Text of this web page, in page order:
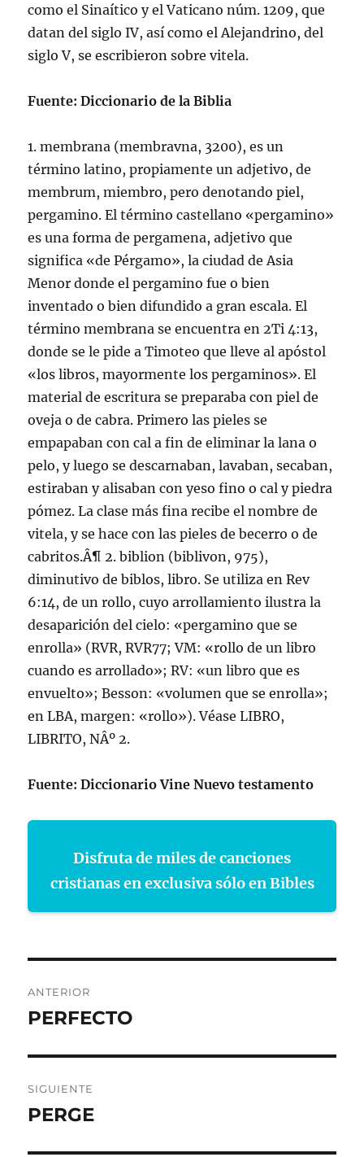
como el Sinaí­tico y el Vaticano núm. 1209, que
datan del siglo IV, así­ como el Alejandrino, del
siglo V, se escribieron sobre vitela.
Fuente: Diccionario de la Biblia
1. membrana (membravna, 3200), es un
término latino, propiamente un adjetivo, de
membrum, miembro, pero denotando piel,
pergamino. El término castellano «pergamino»
es una forma de pergamena, adjetivo que
significa «de Pérgamo», la ciudad de Asia
Menor donde el pergamino fue o bien
inventado o bien difundido a gran escala. El
término membrana se encuentra en 2Ti 4:13,
donde se le pide a Timoteo que lleve al apóstol
«los libros, mayormente los pergaminos». El
material de escritura se preparaba con piel de
oveja o de cabra. Primero las pieles se
empapaban con cal a fin de eliminar la lana o
pelo, y luego se descarnaban, lavaban, secaban,
estiraban y alisaban con yeso fino o cal y piedra
pómez. La clase más fina recibe el nombre de
vitela, y se hace con las pieles de becerro o de
cabritos.Â¶ 2. biblion (biblivon, 975),
diminutivo de biblos, libro. Se utiliza en Rev
6:14, de un rollo, cuyo arrollamiento ilustra la
desaparición del cielo: «pergamino que se
enrolla» (RVR, RVR77; VM: «rollo de un libro
cuando es arrollado»; RV: «un libro que es
envuelto»; Besson: «volumen que se enrolla»;
en LBA, margen: «rollo»). Véase LIBRO,
LIBRITO, NÂº 2.
Fuente: Diccionario Vine Nuevo testamento
Disfruta de miles de canciones
cristianas en exclusiva sólo en Bibles
de
ANTERIOR
Entrada
PERFECTO
SIGUIENTE
Entrada
PERGE